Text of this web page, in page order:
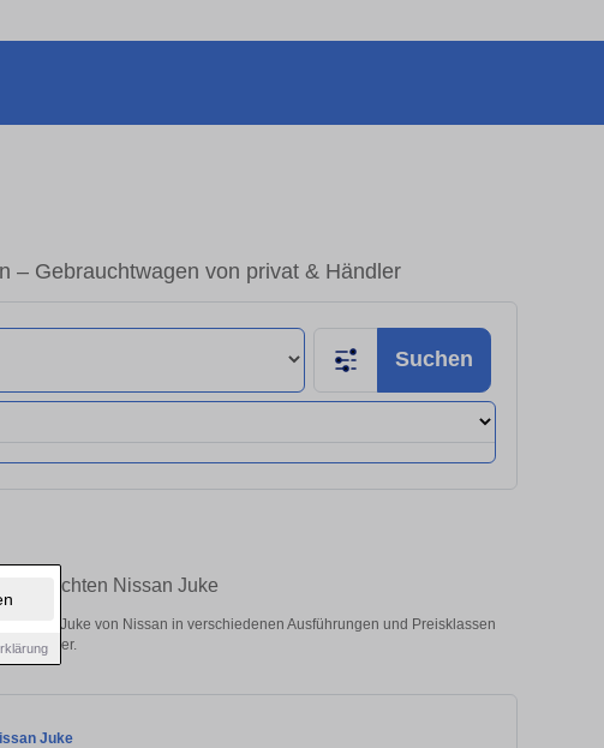
– Gebrauchtwagen von privat & Händler
Suchen
Nissan Juke
Juke von Nissan in verschiedenen Ausführungen und Preisklassen
Händler.
Juke